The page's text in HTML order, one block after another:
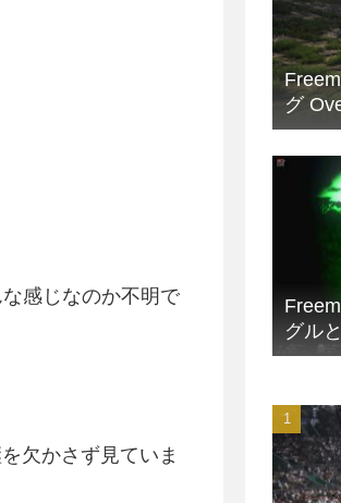
感じなのか不明で
欠かさず見ていま
グ
グル